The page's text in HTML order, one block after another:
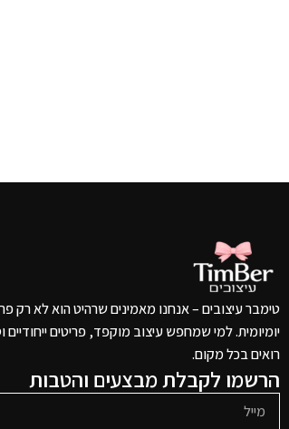
טימבר עיצובים – אנחנו מאמינים שרהיט הוא לא רק
יומיומית. למי שמחפש עיצוב מוקפד, פריטים ייחודיים
רואים בכל מקום.
הרשמו לקבלת מבצעים והטבות